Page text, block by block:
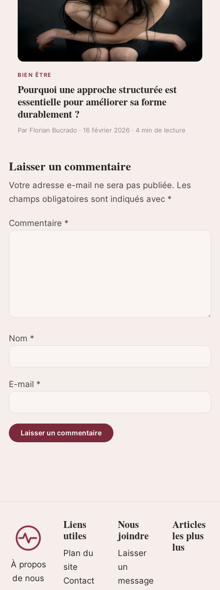
BIEN ÊTRE
Pourquoi une approche structurée est
essentielle pour améliorer sa forme
durablement ?
Par Florian Bucrado · 16 février 2026 · 4 min de lecture
Laisser un commentaire
Votre adresse e-mail ne sera pas publiée. Les
champs obligatoires sont indiqués avec *
Commentaire *
Nom *
E-mail *
À propos
de nous
Liens
utiles
Plan du
site
Contact
Nous
joindre
Laisser
un
message
Articles
les plus
lus